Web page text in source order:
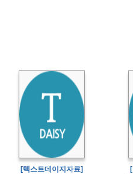
[텍스트데이지자료]